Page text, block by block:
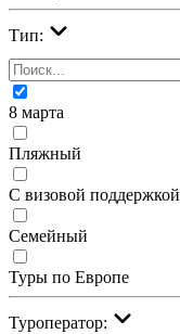
Тип:
8 марта
Пляжный
С визовой поддержкой
Семейный
Туры по Европе
Туроператор: